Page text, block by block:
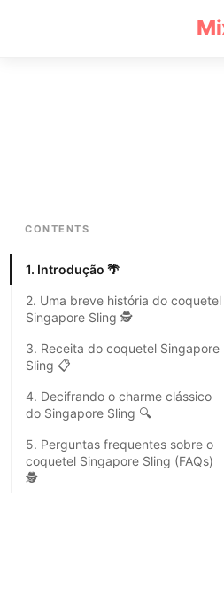
Receita do coquetel Singapore
CONTENTS
1. Introdução 🌴
2. Uma breve história do coquetel
Singapore Sling 🕵️
3. Receita do coquetel Singapore
Sling 📋
4. Decifrando o charme clássico
do Singapore Sling 🔍
5. Perguntas frequentes sobre o
coquetel Singapore Sling (FAQs)
🕵️